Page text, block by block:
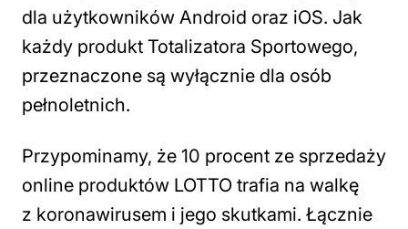
dla użytkowników Android oraz iOS. Jak
każdy produkt Totalizatora Sportowego,
przeznaczone są wyłącznie dla osób
pełnoletnich.
Przypominamy, że 10 procent ze sprzedaży
online produktów LOTTO trafia na walkę
z koronawirusem i jego skutkami. Łącznie